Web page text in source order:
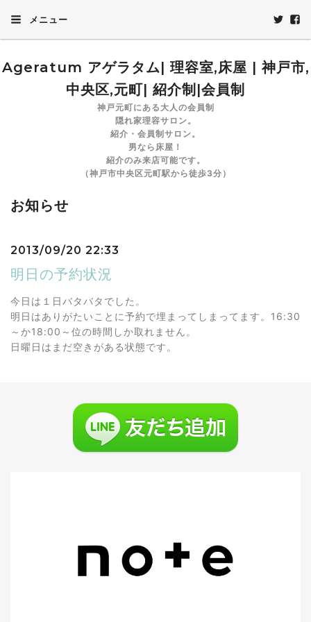
メニュー
Ageratum アゲラタム| 理容室,床屋 | 神戸市,
中央区,元町| 紹介制|会員制
神戸元町にある大人の会員制
隠れ家理容サロン。
紹介・会員制サロン。
男なら床屋！
紹介のみ来店可能です。
（神戸市中央区元町駅から徒歩3分）
お知らせ
2013/09/20 22:33
明日の予約状況
今日は１日バタバタでした。
明日はありがたいことに予約で埋まってしまってます。16:30
～か18:00～位の時間しか取れません。
日曜日はまだ空きがある状態です。